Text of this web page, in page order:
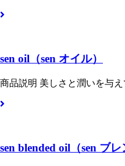
sen oil（sen オイル）
商品説明 美しさと潤いを与
sen blended oil（sen ブレ